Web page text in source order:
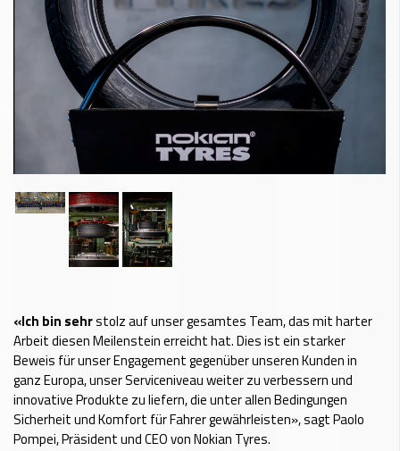
«Ich bin sehrstolz auf unser gesamtes Team, das mit harter
Arbeit diesen Meilenstein erreicht hat. Dies ist ein starker
Beweis für unser Engagement gegenüber unseren Kunden in
ganz Europa, unser Serviceniveau weiter zu verbessern und
innovative Produkte zu liefern, die unter allen Bedingungen
Sicherheit und Komfort für Fahrer gewährleisten», sagt Paolo
Pompei, Präsident und CEO von Nokian Tyres.